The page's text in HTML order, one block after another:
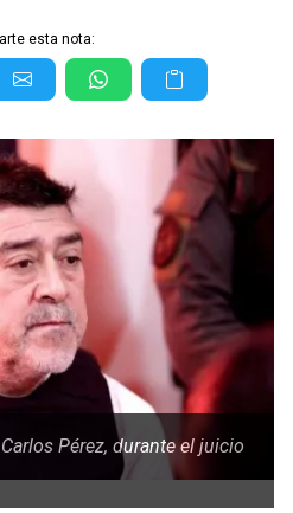
esta nota:
Pérez, durante el juicio